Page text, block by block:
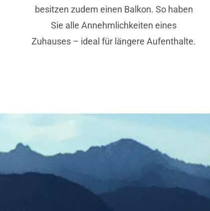
besitzen zudem einen Balkon. So haben
Sie alle Annehmlichkeiten eines
Zuhauses – ideal für längere Aufenthalte.